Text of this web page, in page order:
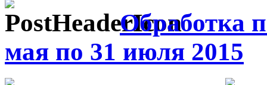
Обработка
мая по 31 июля 2015